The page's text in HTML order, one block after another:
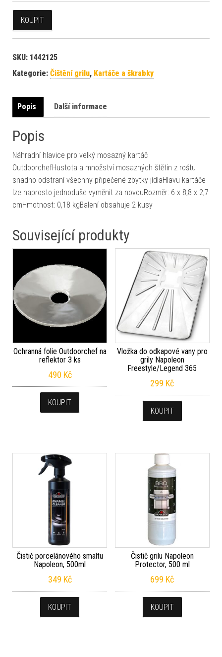
KOUPIT
SKU: 1442125
Kategorie: Čištění grilu, Kartáče a škrabky
Popis Další informace
Popis
Náhradní hlavice pro velký mosazný kartáč
OutdoorchefHustota a množství mosazných štětin z roštu
snadno odstraní všechny připečené zbytky jídlaHlavu kartáče
lze naprosto jednoduše vyměnit za novouRozměr: 6 x 8,8 x 2,7
cmHmotnost: 0,18 kgBalení obsahuje 2 kusy
Související produkty
Ochranná folie Outdoorchef na
reflektor 3 ks
490 Kč
KOUPIT
Vložka do odkapové vany pro
grily Napoleon
Freestyle/Legend 365
299 Kč
KOUPIT
Čistič porcelánového smaltu
Napoleon, 500ml
349 Kč
KOUPIT
Čistič grilu Napoleon
Protector, 500 ml
699 Kč
KOUPIT